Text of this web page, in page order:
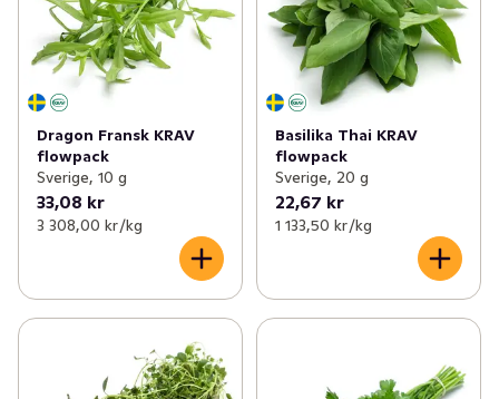
Dragon Fransk KRAV
flowpack
Sverige, 10 g
33,08 kr
3 308,00 kr /kg
Basilika Thai KRAV
flowpack
Sverige, 20 g
22,67 kr
1 133,50 kr /kg